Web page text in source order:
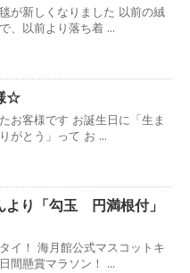
が新しくなりました 以前の絨
、以前より落ち着 ...
☆
お客様です お誕生日に「生ま
がとう」って お ...
り「勾玉 円満根付」
イ！ 海月館公式マスコットキ
間懸賞マラソン！ ...